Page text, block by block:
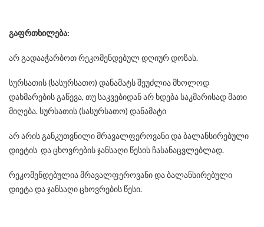
გაფრთხილება:
არ გადააჭარბოთ რეკომენდებულ დღიურ დოზას.
სურსათის (სასურსათო) დანამატს შეუძლია მხოლოდ
დახმარების გაწევა, თუ საკვებიდან არ ხდება საკმარისად მათი
მიღება. სურსათის (სასურსათო) დანამატი
არ არის განკუთვნილი მრავალფეროვანი და ბალანსირებული
დიეტის და ცხოვრების ჯანსაღი წესის ჩასანაცვლებლად.
რეკომენდებულია მრავალფეროვანი და ბალანსირებული
დიეტა და ჯანსაღი ცხოვრების წესი.